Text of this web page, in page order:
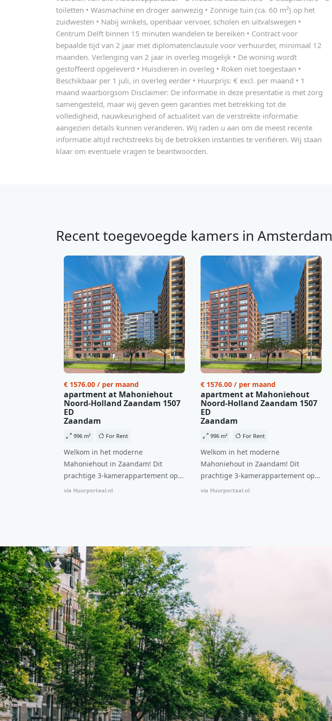
toiletten • Wasmachine en droger aanwezig • Zonnige tuin (ca. 60 m²) op het
zuidwesten • Nabij winkels, openbaar vervoer, scholen en uitvalswegen •
Centrum Delft binnen 15 minuten wandelen te bereiken • Contract voor
bepaalde tijd van 2 jaar met diplomatenclausule voor verhuurder, minimaal 12
maanden. Verlenging van 2 jaar in overleg mogelijk • De woning wordt
gestoffeerd opgeleverd • Huisdieren in overleg • Roken niet toegestaan •
Beschikbaar per 1 juli, in overleg eerder • Huurprijs: € excl. per maand • 1
maand waarborgsom Disclaimer: De informatie in deze presentatie is met zorg
samengesteld, maar wij geven geen garanties met betrekking tot de
volledigheid, nauwkeurigheid of actualiteit van de verstrekte informatie
aangezien details kunnen veranderen. Wij raden u aan om de meest recente
informatie altijd rechtstreeks bij de betrokken instanties te verifiëren. Wij staan
klaar om eventuele vragen te beantwoorden.
Recent toegevoegde kamers in Amsterdam
€ 1576.00 / per maand
apartment at Mahoniehout
Noord-Holland Zaandam 1507
ED
Zaandam
996 m² For Rent
Welkom in het moderne
Mahoniehout in Zaandam! Dit
prachtige 3-kamerappartement op
de 6e verdieping biedt een ideale
van €107,50 per maand is dit een
geweldige kans voor professionals
die op zoek zijn naar een woning die
direct beschikbaar is vanaf 1 april
2026. Bij binnenkomst word je
verwelkomd in een ruime
woonkamer met open keuken,
samen goed voor 44 m² aan
leefruimte. De lichte woonkamer
biedt genoeg ruimte voor een
gezellige zithoek én een stijlvolle
eethoek. De keuken is van alle
gemakken voorzien, perfect voor het
bereiden van heerlijke maaltijden.
Vanuit de woonkamer stap je zo het
via Huurportaal.nl
€ 1576.00 / per maand
apartment at Mahoniehout
Noord-Holland Zaandam 1507
ED
Zaandam
996 m² For Rent
Welkom in het moderne
Mahoniehout in Zaandam! Dit
prachtige 3-kamerappartement op
de 6e verdieping biedt een ideale
van €107,50 per maand is dit een
woonkamer met open keuken,
samen goed voor 44 m² aan
leefruimte. De lichte woonkamer
biedt genoeg ruimte voor een
gezellige zithoek én een stijlvolle
eethoek. De keuken is van alle
gemakken voorzien, perfect voor het
bereiden van heerlijke maaltijden.
Vanuit de woonkamer stap je zo het
via Huurportaal.nl